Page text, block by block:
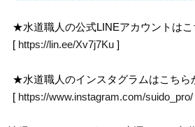
★水道職人の公式LINEアカウントはこ
[ https://lin.ee/Xv7j7Ku ]
★水道職人のインスタグラムはこちら
[ https://www.instagram.com/suido_pro/